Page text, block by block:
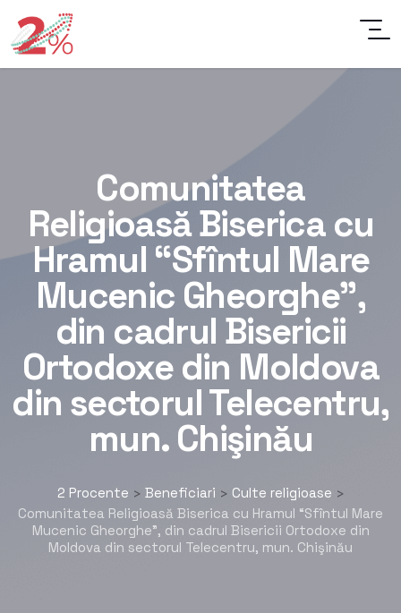
Comunitatea
Religioasă Biserica cu
Hramul “Sfîntul Mare
Mucenic Gheorghe”,
din cadrul Bisericii
Ortodoxe din Moldova
din sectorul Telecentru,
mun. Chişinău
2 Procente > Beneficiari > Culte religioase >
Comunitatea Religioasă Biserica cu Hramul “Sfîntul Mare
Mucenic Gheorghe”, din cadrul Bisericii Ortodoxe din
Moldova din sectorul Telecentru, mun. Chişinău